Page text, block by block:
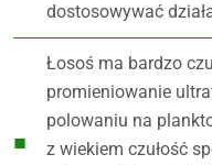
dostosowywać
Łosoś ma bardzo
promieniowanie
polowaniu na
z wiekiem czułość